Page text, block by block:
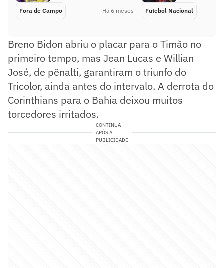
Fora de Campo Há 6 meses Futebol Nacional
Breno Bidon abriu o placar para o Timão no
primeiro tempo, mas Jean Lucas e Willian
José, de pênalti, garantiram o triunfo do
Tricolor, ainda antes do intervalo. A derrota do
Corinthians para o Bahia deixou muitos
torcedores irritados.
CONTINUA
APÓS A
PUBLICIDADE